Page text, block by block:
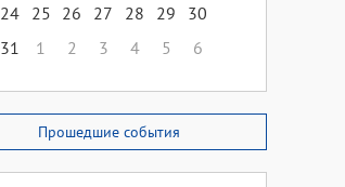
24 25 26 27 28 29
30
31
1 2 3 4 5 6
Прошедшие события